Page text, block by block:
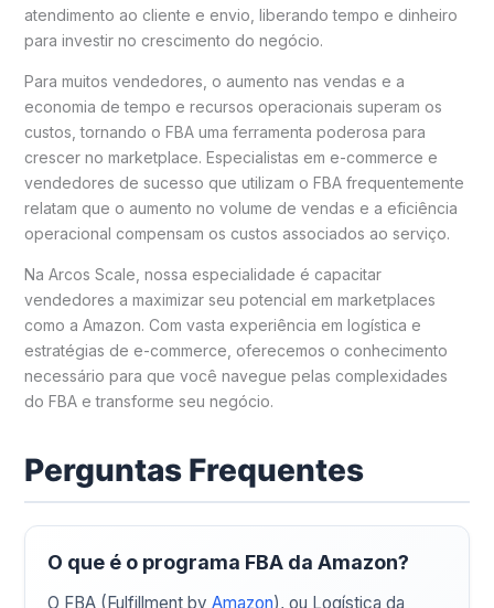
atendimento ao cliente e envio, liberando tempo e dinheiro
para investir no crescimento do negócio.
Para muitos vendedores, o aumento nas vendas e a
economia de tempo e recursos operacionais superam os
custos, tornando o FBA uma ferramenta poderosa para
crescer no marketplace. Especialistas em e-commerce e
vendedores de sucesso que utilizam o FBA frequentemente
relatam que o aumento no volume de vendas e a eficiência
operacional compensam os custos associados ao serviço.
Na Arcos Scale, nossa especialidade é capacitar
vendedores a maximizar seu potencial em marketplaces
como a Amazon. Com vasta experiência em logística e
estratégias de e-commerce, oferecemos o conhecimento
necessário para que você navegue pelas complexidades
do FBA e transforme seu negócio.
Perguntas Frequentes
O que é o programa FBA da Amazon?
O FBA (Fulfillment by Amazon), ou Logística da